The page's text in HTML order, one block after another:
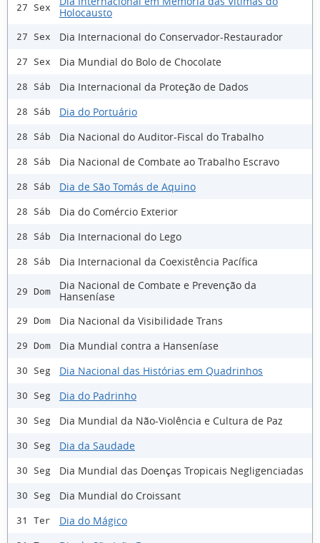
27 Sex
Holocausto
27 Sex Dia Internacional do Conservador-Restaurador
27 Sex Dia Mundial do Bolo de Chocolate
28 Sáb Dia Internacional da Proteção de Dados
28 Sáb Dia do Portuário
28 Sáb Dia Nacional do Auditor-Fiscal do Trabalho
28 Sáb Dia Nacional de Combate ao Trabalho Escravo
28 Sáb Dia de São Tomás de Aquino
28 Sáb Dia do Comércio Exterior
28 Sáb Dia Internacional do Lego
28 Sáb Dia Internacional da Coexistência Pacífica
29 Dom
Dia Nacional de Combate e Prevenção da
Hanseníase
29 Dom Dia Nacional da Visibilidade Trans
29 Dom Dia Mundial contra a Hanseníase
30 Seg Dia Nacional das Histórias em Quadrinhos
30 Seg Dia do Padrinho
30 Seg Dia Mundial da Não-Violência e Cultura de Paz
30 Seg Dia da Saudade
30 Seg Dia Mundial das Doenças Tropicais Negligenciadas
30 Seg Dia Mundial do Croissant
31 Ter Dia do Mágico